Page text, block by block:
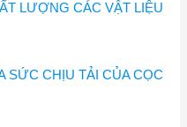
LƯỢNG CÁC VẬT LIỆU
SỨC CHỊU TẢI CỦA CỌC